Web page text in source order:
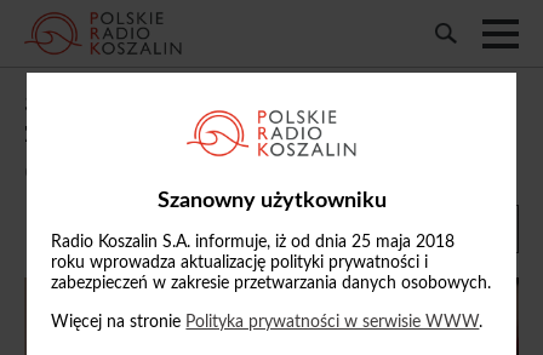
Szanowny użytkowniku
Radio Koszalin S.A. informuje, iż od dnia 25 maja 2018
roku wprowadza aktualizację polityki prywatności i
zabezpieczeń w zakresie przetwarzania danych osobowych.
Więcej na stronie Polityka prywatności w serwisie WWW.
38-latek oskarżony o zabójstwo ojca w
Złocieńcu
07/06/2025, 11:16